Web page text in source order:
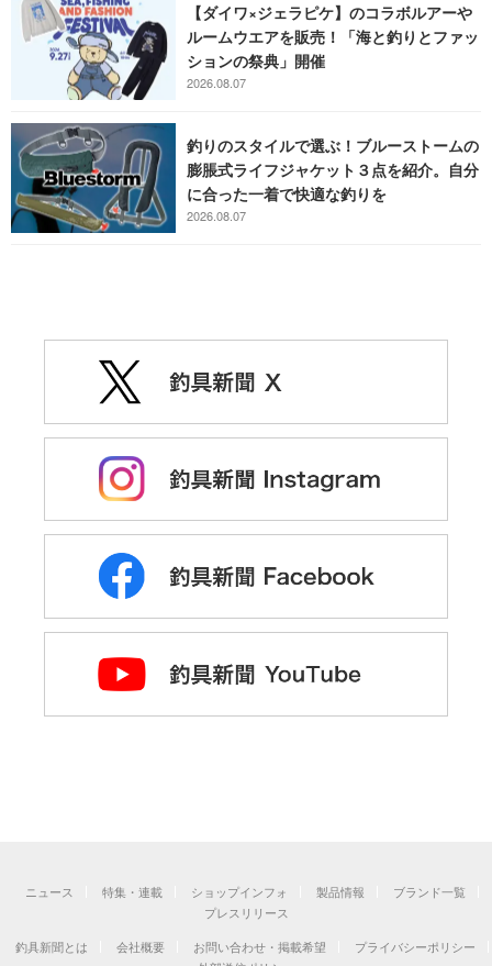
【ダイワ×ジェラピケ】のコラボルアーや
ルームウエアを販売！「海と釣りとファッ
ションの祭典」開催
2026.08.07
釣りのスタイルで選ぶ！ブルーストームの
膨脹式ライフジャケット３点を紹介。自分
に合った一着で快適な釣りを
2026.08.07
ニュース 特集・連載 ショップインフォ 製品情報
ブランド一覧
プレスリリース
釣具新聞とは
会社概要 お問い合わせ・掲載希望
プライバシーポリシー